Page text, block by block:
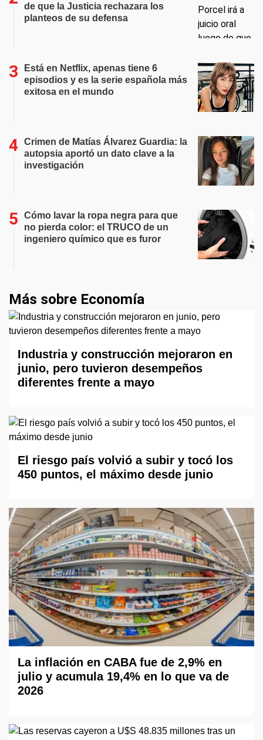
de que la Justicia rechazara los
planteos de su defensa
Está en Netflix, apenas tiene 6
episodios y es la serie española más
exitosa en el mundo
Crimen de Matías Álvarez Guardia: la
autopsia aportó un dato clave a la
investigación
Cómo lavar la ropa negra para que
no pierda color: el TRUCO de un
ingeniero químico que es furor
Más sobre Economía
Industria y construcción mejoraron en
junio, pero tuvieron desempeños
diferentes frente a mayo
El riesgo país volvió a subir y tocó los
450 puntos, el máximo desde junio
La inflación en CABA fue de 2,9% en
julio y acumula 19,4% en lo que va de
2026